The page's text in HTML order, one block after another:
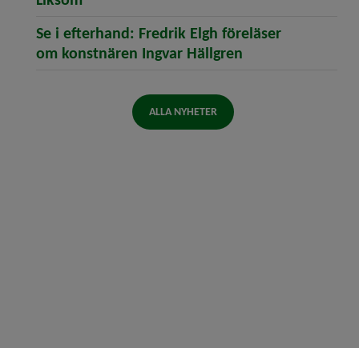
Se i efterhand: Fredrik Elgh föreläser
om konstnären Ingvar Hällgren (öppnar artikeln
ALLA NYHETER